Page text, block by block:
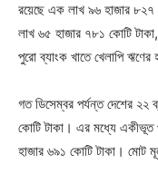
রয়েছে এক লাখ ৯৬ হাজার ৮২৭
লাখ ৬৫ হাজার ৭৮১ কোটি
পুরো ব্যাংক খাতে খেলাপি
গত ডিসেম্বর পর্যন্ত দেশের
কোটি টাকা। এর মধ্যে একীভূত
হাজার ৬৯১ কোটি টাকা। মোট